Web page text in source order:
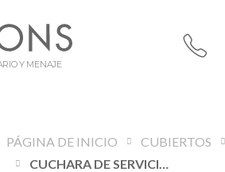
Y MENAJE
PÁGINA DE INICIO CUBIERTOS
CUCHARA DE SERVICIO CRISTALI